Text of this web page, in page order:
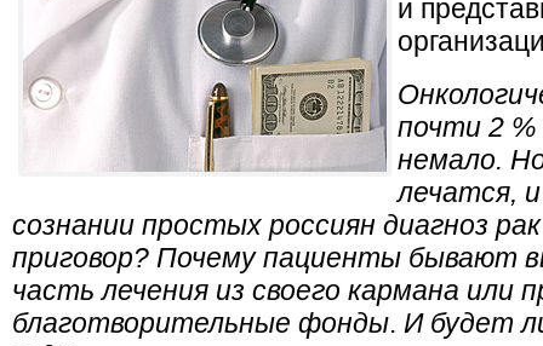
и
почти 2
немало.
лечатся,
сознании простых россиян диагноз
приговор? Почему пациенты бывают
часть лечения из своего кармана или
благотворительные фонды. И будет